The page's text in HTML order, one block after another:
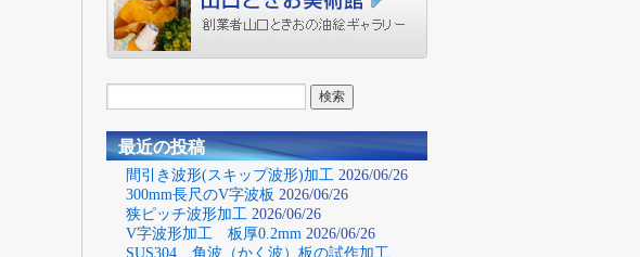
最近の投稿
間引き波形(スキップ波形)加工 2026/06/26
300mm長尺のV字波板 2026/06/26
狭ピッチ波形加工 2026/06/26
V字波形加工 板厚0.2mm 2026/06/26
SUS304 角波（かく波）板の試作加工